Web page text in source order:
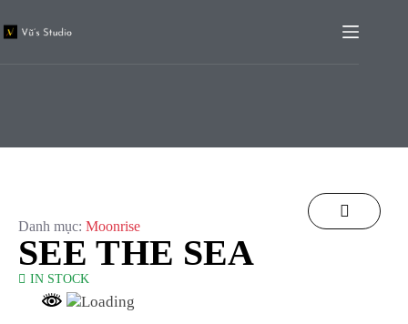
Danh mục: Moonrise
SEE THE SEA
IN STOCK